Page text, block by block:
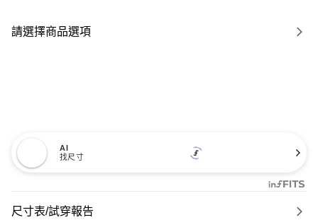
請選擇商品選項
AI
找尺寸
尺寸表/試穿報告